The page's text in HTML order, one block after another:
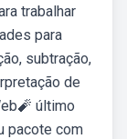
trabalhar
para
subtração,
de
último
pacote com